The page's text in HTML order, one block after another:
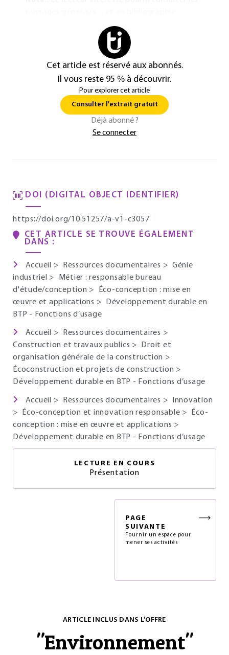
Cet article est réservé aux abonnés.
Il vous reste 95 % à découvrir.
Pour explorer cet article
Consulter l'extrait gratuit
Déjà abonné ?
Se connecter
DOI (DIGITAL OBJECT IDENTIFIER)
https://doi.org/10.51257/a-v1-c3057
CET ARTICLE SE TROUVE ÉGALEMENT
DANS :
Accueil > Ressources documentaires > Génie
industriel >
Métier : responsable bureau
d'étude/conception >
Éco-conception : mise en
œuvre et applications >
Développement durable en
BTP - Fonctions d’usage
Accueil > Ressources documentaires >
Construction et travaux publics >
Droit et
organisation générale de la construction >
Écoconstruction et projets de construction >
Développement durable en BTP - Fonctions d’usage
Accueil > Ressources documentaires >
Innovation
>
Éco-conception et innovation responsable >
Éco-
conception : mise en œuvre et applications >
Développement durable en BTP - Fonctions d’usage
LECTURE EN COURS
Présentation
PAGE
SUIVANTE
Fournir un espace pour
mener ses activités
ARTICLE INCLUS DANS L'OFFRE
"Environnement"